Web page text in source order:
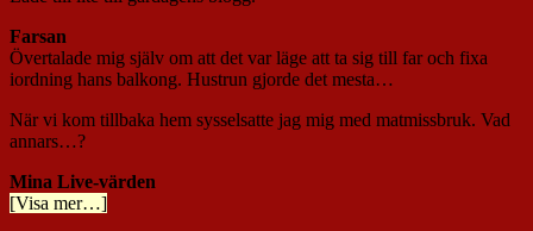
Farsan
Övertalade mig själv om att det var läge att ta sig till far och fixa
iordning hans balkong. Hustrun gjorde det mesta…
När vi kom tillbaka hem sysselsatte jag mig med matmissbruk. Vad
annars…?
Mina Live-värden
[Visa mer…]